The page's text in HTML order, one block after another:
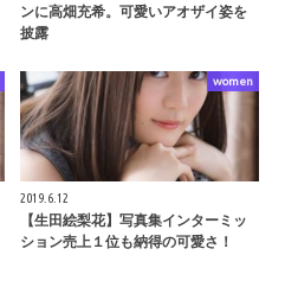
ンに高畑充希。可愛いアオザイ姿を
披露
women
2019.6.12
【生田絵梨花】写真集インターミッ
ション売上１位も納得の可愛さ！